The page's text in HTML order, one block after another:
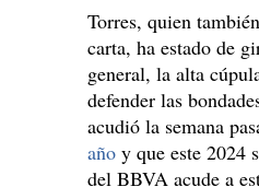
Torres, quien
carta, ha estado de
general, la alta
defender las
acudió la semana
año y que este 2024
del BBVA acude a